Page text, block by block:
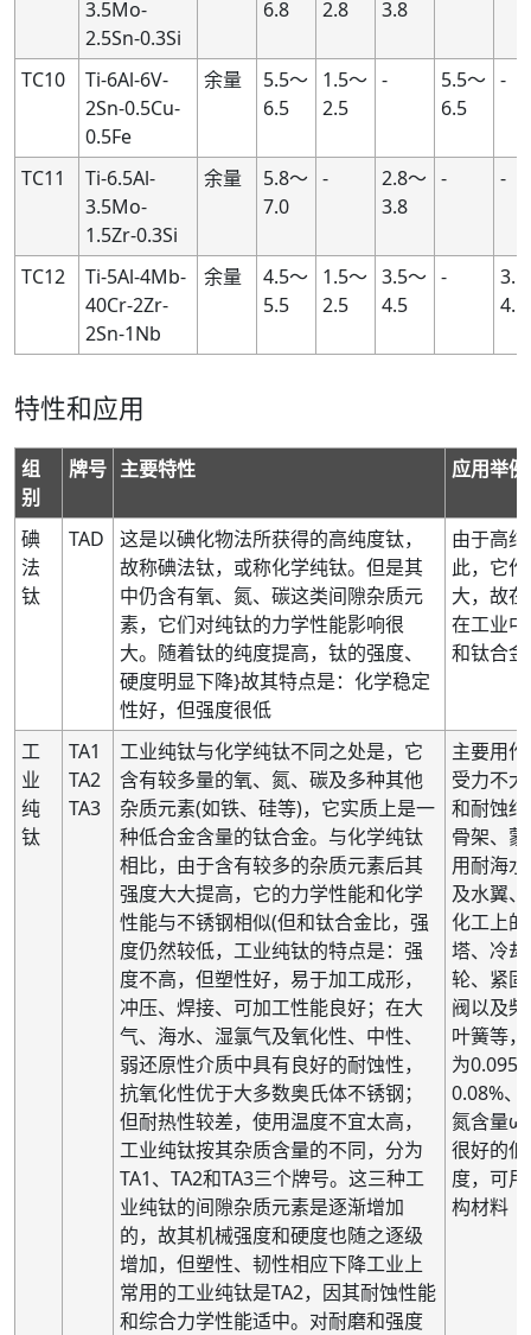
3.5Mo-
2.5Sn-0.3Si
6.8 2.8 3.8
TC10
Ti-6Al-6V-
2Sn-0.5Cu-
0.5Fe
余量
5.5～
6.5
1.5～
2.5
-
5.5～
6.5
-
TC11
Ti-6.5Al-
3.5Mo-
1.5Zr-0.3Si
余量
5.8～
7.0
-
2.8～
3.8
- -
TC12
Ti-5Al-4Mb-
40Cr-2Zr-
2Sn-1Nb
余量
4.5～
5.5
1.5～
2.5
3.5～
4.5
-
3.5
4.5
特性和应用
组
别
牌号 主要特性 应用举例
碘
法
钛
TAD
这是以碘化物法所获得的高纯度钛，
故称碘法钛，或称化学纯钛。但是其
中仍含有氧、氮、碳这类间隙杂质元
素，它们对纯钛的力学性能影响很
大。随着钛的纯度提高，钛的强度、
硬度明显下降}故其特点是：化学稳定
性好，但强度很低
由于高
此，它
大，故
在工业
和钛合金
工
业
纯
钛
TA1
TA2
TA3
工业纯钛与化学纯钛不同之处是，它
含有较多量的氧、氮、碳及多种其他
杂质元素(如铁、硅等)，它实质上是一
种低合金含量的钛合金。与化学纯钛
相比，由于含有较多的杂质元素后其
强度大大提高，它的力学性能和化学
性能与不锈钢相似(但和钛合金比，强
度仍然较低，工业纯钛的特点是：强
度不高，但塑性好，易于加工成形，
冲压、焊接、可加工性能良好；在大
气、海水、湿氯气及氧化性、中性、
弱还原性介质中具有良好的耐蚀性，
抗氧化性优于大多数奥氏体不锈钢；
但耐热性较差，使用温度不宜太高，
工业纯钛按其杂质含量的不同，分为
TA1、TA2和TA3三个牌号。这三种工
业纯钛的间隙杂质元素是逐渐增加
的，故其机械强度和硬度也随之逐级
增加，但塑性、韧性相应下降工业上
常用的工业纯钛是TA2，因其耐蚀性能
和综合力学性能适中。对耐磨和强度
主要用
受力不
和耐蚀
骨架、
用耐海
及水翼
化工上
塔、冷
轮、紧
阀以及
叶簧等
为
0.08%、
氮含量
很好的
度，可
构材料